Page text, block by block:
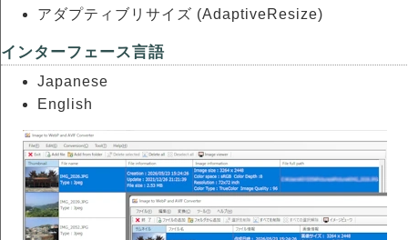
アダプティブリサイズ (AdaptiveResize)
インターフェース言語
Japanese
English